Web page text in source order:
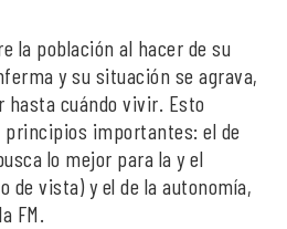
la población al hacer de su
y su situación se agrava,
hasta cuándo vivir. Esto
principios importantes: el de
lo mejor para la y el
de vista) y el de la autonomía,
FM.